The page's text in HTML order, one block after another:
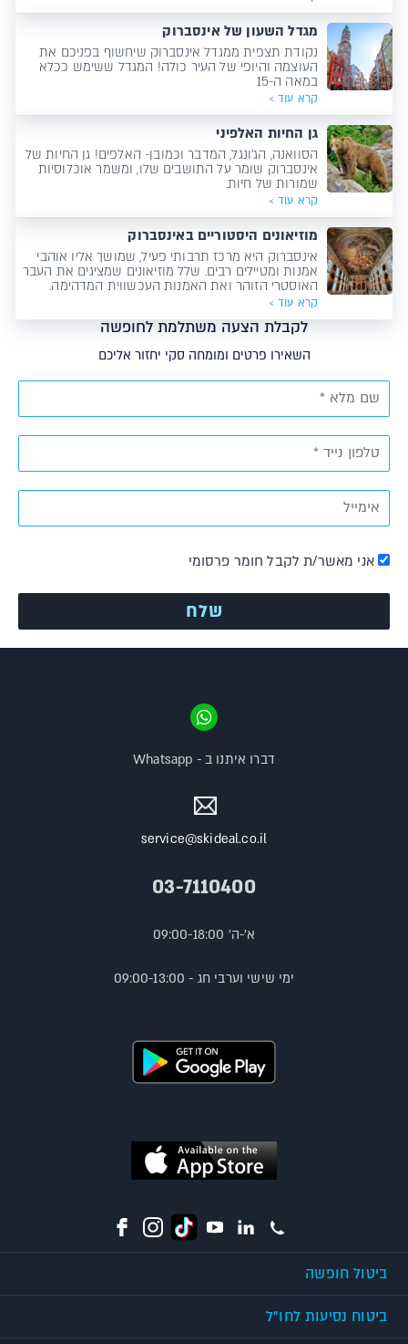
מגדל השעון של אינסברוק
נקודת תצפית ממגדל אינסברוק שיחשוף בפניכם את
העוצמה והיופי של העיר כולה! המגדל ששימש ככלא
במאה ה-15
קרא עוד >
גן החיות האלפיני
הסוואנה, הג'ונגל, המדבר וכמובן- האלפים! גן החיות של
אינסברוק שומר על התושבים שלו, ומשמר אוכלוסיות
שמורות של חיות.
קרא עוד >
מוזיאונים היסטוריים באינסברוק
אינסברוק היא מרכז תרבותי פעיל, שמושך אליו אוהבי
אמנות ומטיילים רבים. שלל מוזיאונים שמציגים את העבר
האוסטרי הזוהר ואת האמנות העכשווית המדהימה.
קרא עוד >
לקבלת הצעה משתלמת לחופשה
השאירו פרטים ומומחה סקי יחזור אליכם
אני מאשר/ת לקבל חומר פרסומי
service@skideal.co.il
03-7110400
א'-ה' 09:00-18:00
ימי שישי וערבי חג - 09:00-13:00
דברו איתנו ב - Whatsapp
ביטול חופשה
ביטוח נסיעות לחו"ל